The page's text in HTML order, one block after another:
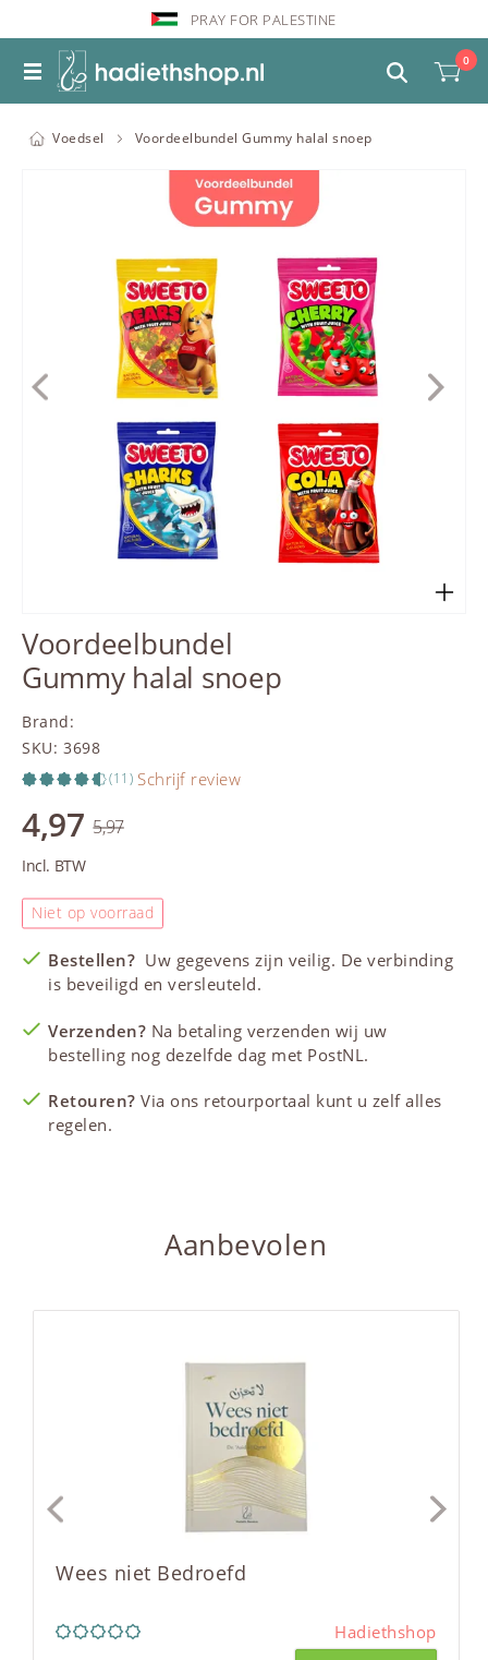
PRAY FOR PALESTINE
0
Voedsel Voordeelbundel Gummy halal snoep
Voordeelbundel
Gummy halal snoep
Brand:
SKU: 3698
(11) Schrijf review
4,97 5,97
Incl. BTW
Niet op voorraad
Bestellen? Uw gegevens zijn veilig. De verbinding
is beveiligd en versleuteld.
Verzenden? Na betaling verzenden wij uw
bestelling nog dezelfde dag met PostNL.
Retouren? Via ons retourportaal kunt u zelf alles
regelen.
Aanbevolen
Wees niet Bedroefd
Hadiethshop